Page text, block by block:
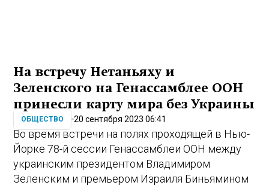
На встречу Нетаньяху и
Зеленского на Генассамблее ООН
принесли карту мира без Украины
ОБЩЕСТВО 20 сентября 2023 06:41
Во время встречи на полях проходящей в Нью-
Йорке 78-й сессии Генассамблеи ООН между
украинским президентом Владимиром
Зеленским и премьером Израиля Биньямином